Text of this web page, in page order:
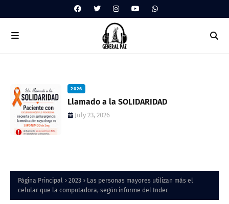
2026
Llamado a la SOLIDARIDAD
July 23, 2026
Página Principal 2023
Las personas mayores utilizan más el
celular que la computadora, según informe del Indec